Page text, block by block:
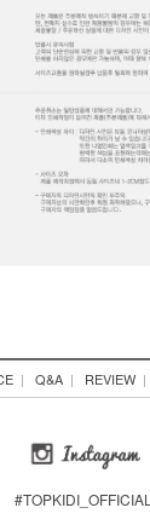
| Q&A| REVIEW|
#TOPKIDI_OFFICIAL